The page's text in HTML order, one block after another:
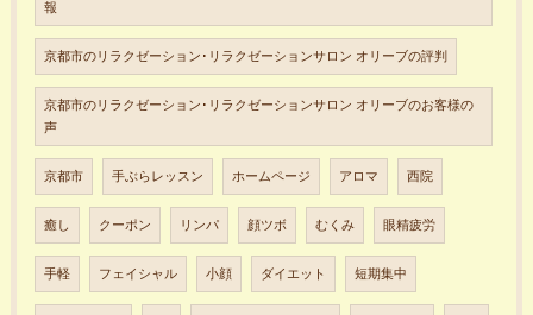
報
京都市のリラクゼーション･リラクゼーションサロン オリーブの評判
京都市のリラクゼーション･リラクゼーションサロン オリーブのお客様の
声
京都市 手ぶらレッスン ホームページ アロマ 西院
癒し クーポン リンパ 顔ツボ むくみ 眼精疲労
手軽 フェイシャル 小顔 ダイエット 短期集中